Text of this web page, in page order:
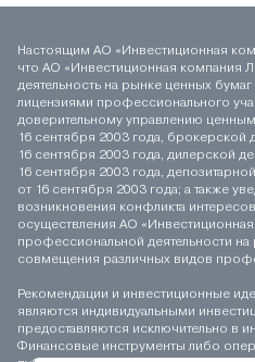
Настоящим АО «Инвестиционная
что АО «Инвестиционная компания
деятельность на рынке ценных
лицензиями профессионального
доверительному управлению
16 сентября 2003 года, брокерской
16 сентября 2003 года, дилерской
16 сентября 2003 года,
от 16 сентября 2003 года; а также
возникновения конфликта
осуществления АО
профессиональной деятельности
совмещения различных видов
Рекомендации и инвестиционные
являются индивидуальными
предоставляются исключительно в
Финансовые инструменты либо